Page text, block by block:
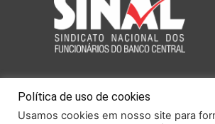
Política de uso de cookies
Usamos cookies em nosso site para